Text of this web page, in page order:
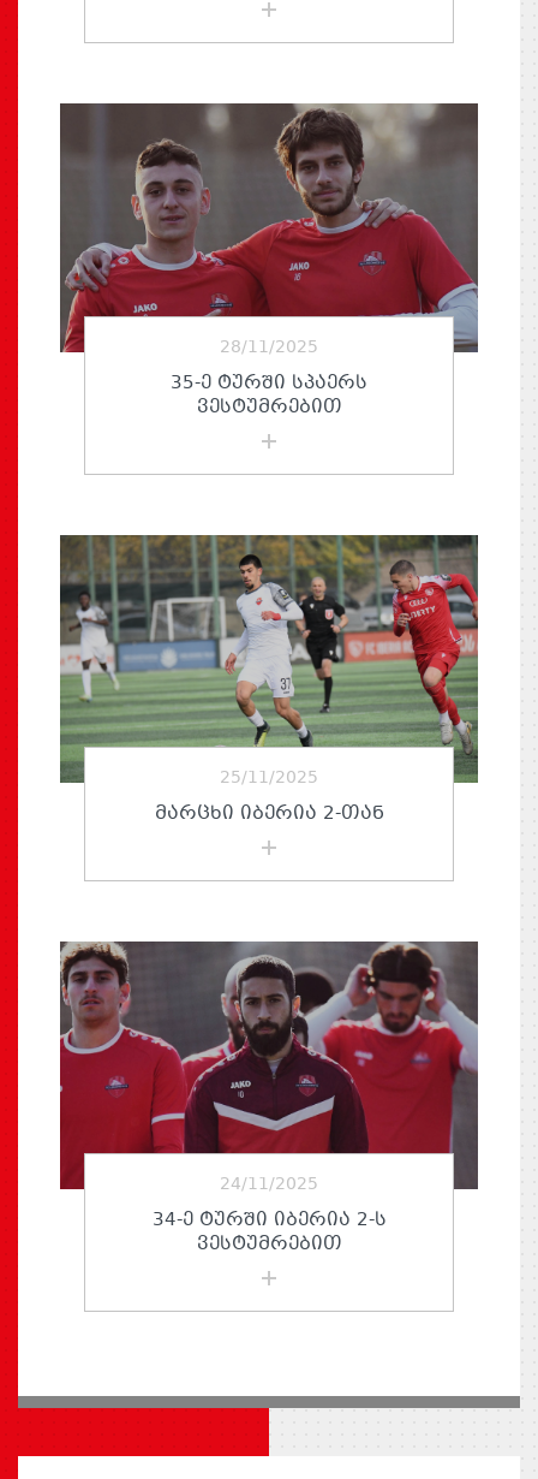
28/11/2025
35-Ე ᲢᲣᲠᲨᲘ ᲡᲞᲐᲔᲠᲡ
ᲕᲔᲡᲢᲣᲛᲠᲔᲑᲘᲗ
25/11/2025
ᲛᲐᲠᲪᲮᲘ ᲘᲑᲔᲠᲘᲐ 2-ᲗᲐᲜ
24/11/2025
34-Ე ᲢᲣᲠᲨᲘ ᲘᲑᲔᲠᲘᲐ 2-Ს
ᲕᲔᲡᲢᲣᲛᲠᲔᲑᲘᲗ